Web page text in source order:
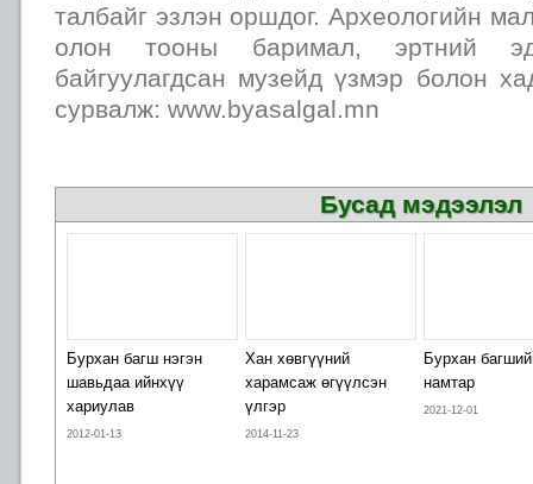
талбайг эзлэн оршдог. Археологийн
олон тооны баримал, эртний
байгуулагдсан музейд үзмэр болон
сурвалж: www.byasalgal.mn
Бусад мэдээлэл
Бурхан багш нэгэн
шавьдаа ийнхүү
хариулав
2012-01-13
Хан хөвгүүний
харамсаж өгүүлсэн
үлгэр
2014-11-23
Бурхан
намтар
2021-12-01